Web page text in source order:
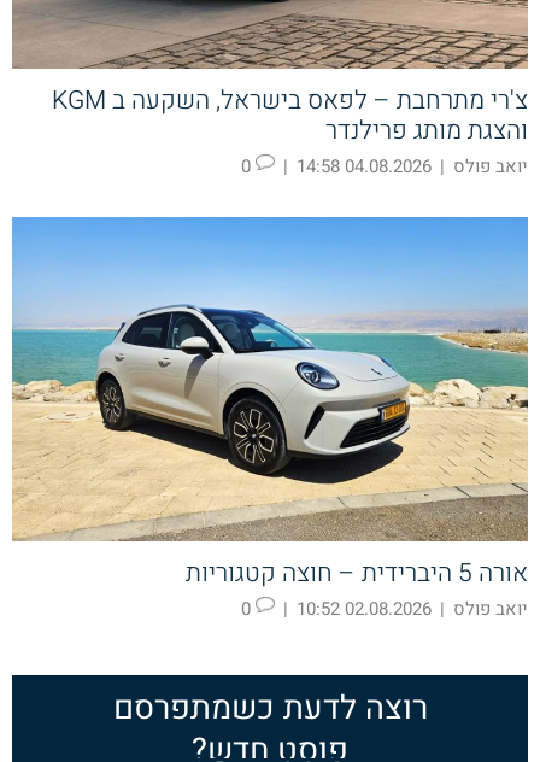
צ'רי מתרחבת – לפאס בישראל, השקעה ב KGM
והצגת מותג פרילנדר
יואב פולס |
04.08.2026 14:58
|
אורה 5 היברידית – חוצה קטגוריות
יואב פולס |
02.08.2026 10:52
|
רוצה לדעת כשמתפרסם
פוסט חדש?